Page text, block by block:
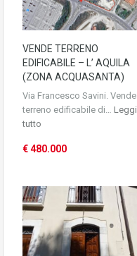
VENDE TERRENO
EDIFICABILE – L’ AQUILA
(ZONA ACQUASANTA)
Via Francesco Savini. Vende
terreno edificabile di… Leggi
tutto
€ 480.000